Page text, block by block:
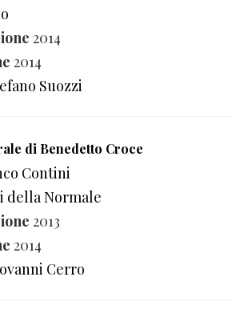
2014
2014
Suozzi
di Benedetto Croce
Contini
della Normale
2013
2014
Cerro